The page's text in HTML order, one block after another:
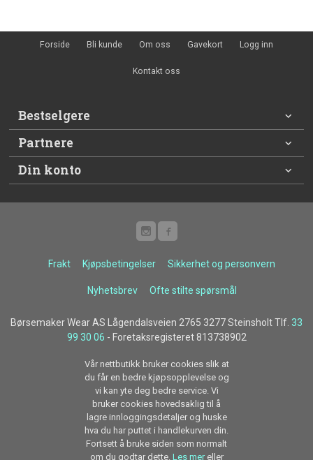
Forside Bli kunde Om oss Gavekort Logg inn
Kontakt oss
Bestselgere
Partnere
Din konto
Frakt Kjøpsbetingelser Sikkerhet og personvern
Nyhetsbrev Ofte stilte spørsmål
Børsemaker Wear AS Lågendalsveien 2765 3277 Steinsholt Tlf. 33
99 30 06 - Foretaksregisteret 813738902
Vår nettbutikk bruker cookies slik at
du får en bedre kjøpsopplevelse og
vi kan yte deg bedre service. Vi
bruker cookies hovedsaklig til å
lagre innloggingsdetaljer og huske
hva du har puttet i handlekurven din.
Fortsett å bruke siden som normalt
om du godtar dette. Les mer eller